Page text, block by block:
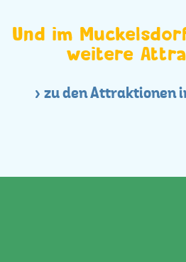
Und im
weitere
zu den Attraktionen